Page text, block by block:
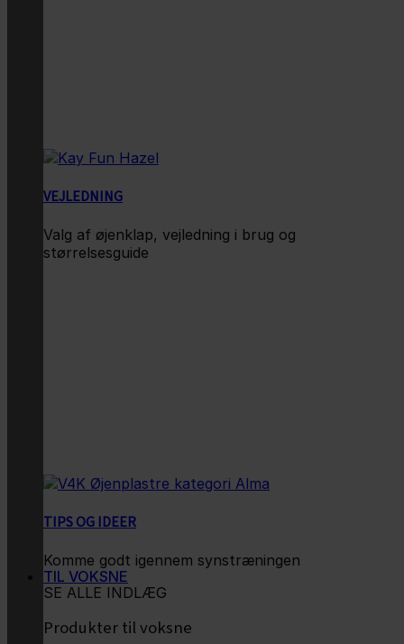
VEJLEDNING
Valg af øjenklap, vejledning i brug og
størrelsesguide
TIPS OG IDEER
Komme godt igennem synstræningen
SE ALLE INDLÆG
TIL VOKSNE
Produkter til voksne